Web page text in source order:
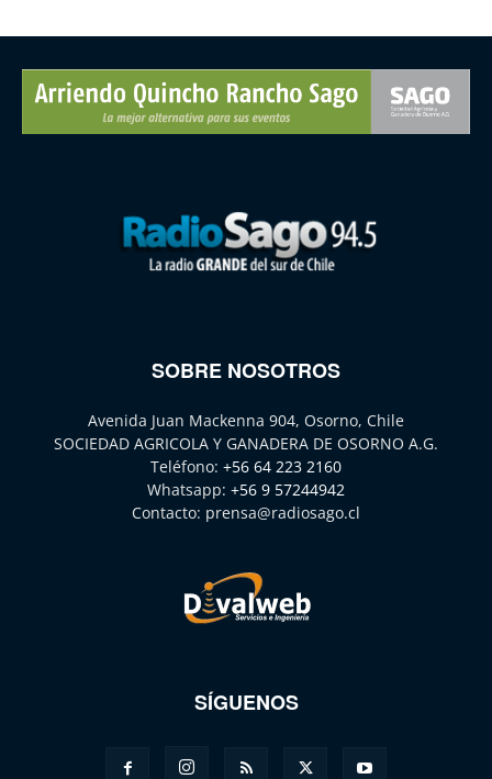
SOBRE NOSOTROS
Avenida Juan Mackenna 904, Osorno, Chile
SOCIEDAD AGRICOLA Y GANADERA DE OSORNO A.G.
Teléfono: +56 64 223 2160
Whatsapp: +56 9 57244942
Contacto: prensa@radiosago.cl
SÍGUENOS